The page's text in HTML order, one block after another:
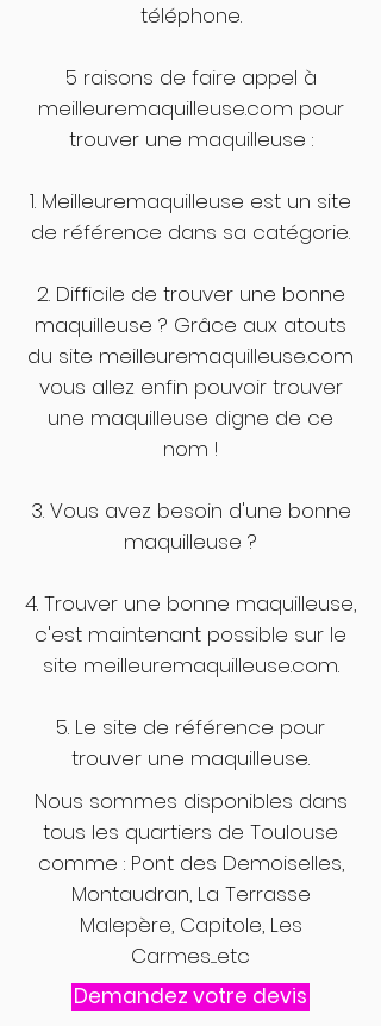
téléphone.
5 raisons de faire appel à
meilleuremaquilleuse.com pour
trouver une maquilleuse :
1. Meilleuremaquilleuse est un site
de référence dans sa catégorie.
2. Difficile de trouver une bonne
maquilleuse ? Grâce aux atouts
du site meilleuremaquilleuse.com
vous allez enfin pouvoir trouver
une maquilleuse digne de ce
nom !
3. Vous avez besoin d'une bonne
maquilleuse ?
4. Trouver une bonne maquilleuse,
c'est maintenant possible sur le
site meilleuremaquilleuse.com.
5. Le site de référence pour
trouver une maquilleuse.
Nous sommes disponibles dans
tous les quartiers de Toulouse
comme : Pont des Demoiselles,
Montaudran, La Terrasse
Malepère, Capitole, Les
Carmes.....etc
Demandez votre devis